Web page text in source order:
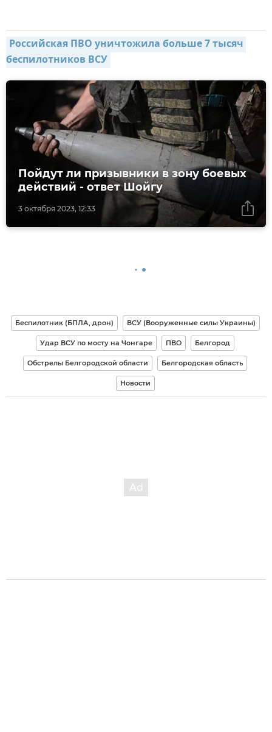
Российская ПВО уничтожила больше 7 тысяч
беспилотников ВСУ
3 октября 2023, 12:33
Пойдут ли призывники в зону боевых
действий - ответ Шойгу
Беспилотник (БПЛА, дрон) ВСУ (Вооруженные силы Украины)
Удар ВСУ по мосту на Чонгаре ПВО Белгород
Обстрелы Белгородской области Белгородская область
Новости